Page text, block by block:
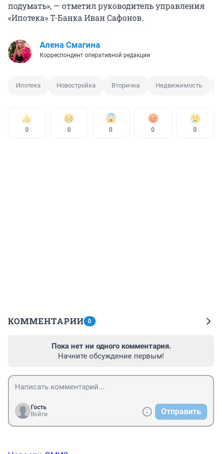
подумать», — отметил руководитель управления
«Ипотека» Т-Банка Иван Сафонов.
Алена Смагина
Корреспондент оперативной редакции
Ипотека Новостройка Вторичка Недвижимость
0 0 0 0 0
КОММЕНТАРИИ 0
Пока нет ни одного комментария.
Начните обсуждение первым!
Гость
Войти
Отправить